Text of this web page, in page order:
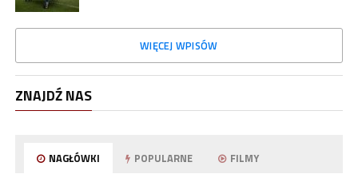
WIĘCEJ WPISÓW
ZNAJDŹ NAS
NAGŁÓWKI POPULARNE FILMY